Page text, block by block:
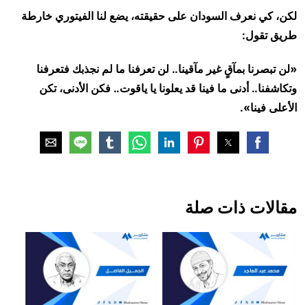
لكن، كي نعرف السودان على حقيقته، يضع لنا الفيتوري خارطة
طريق تقول:
«لن تبصرنا بمآقٍ غير مآقينا.. لن تعرفنا ما لم نجذبك فتعرفنا
وتكاشفنا.. أدنى ما فينا قد يعلونا يا ياقوت.. فكن الأدنى، تكن
الأعلى فينا».
مقالات ذات صلة